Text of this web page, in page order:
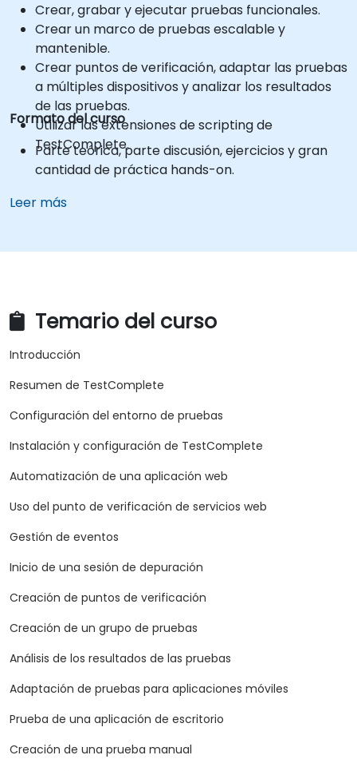
Crear, grabar y ejecutar pruebas funcionales.
Crear un marco de pruebas escalable y
mantenible.
Crear puntos de verificación, adaptar las pruebas
a múltiples dispositivos y analizar los resultados
de las pruebas.
Utilizar las extensiones de scripting de
TestComplete.
Formato del curso
Parte teórica, parte discusión, ejercicios y gran
cantidad de práctica hands-on.
Leer más
Temario del curso
Introducción
Resumen de TestComplete
Configuración del entorno de pruebas
Instalación y configuración de TestComplete
Automatización de una aplicación web
Uso del punto de verificación de servicios web
Gestión de eventos
Inicio de una sesión de depuración
Creación de puntos de verificación
Creación de un grupo de pruebas
Análisis de los resultados de las pruebas
Adaptación de pruebas para aplicaciones móviles
Prueba de una aplicación de escritorio
Creación de una prueba manual